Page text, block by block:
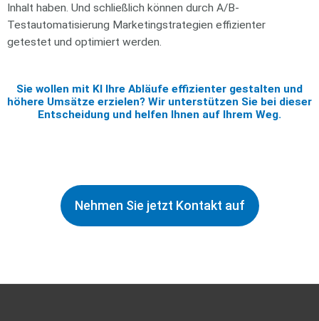
Inhalt haben. Und schließlich können durch A/B-
Testautomatisierung Marketingstrategien effizienter
getestet und optimiert werden.
Sie wollen mit KI Ihre Abläufe effizienter gestalten und
höhere Umsätze erzielen? Wir unterstützen Sie bei dieser
Entscheidung und helfen Ihnen auf Ihrem Weg.
Nehmen Sie jetzt Kontakt auf